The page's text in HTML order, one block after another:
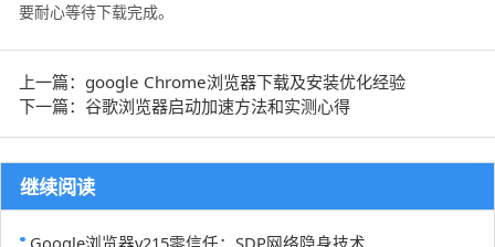
要耐心等待下载完成。
上一篇：google Chrome浏览器下载及安装优化经验
下一篇：谷歌浏览器启动加速方法和实测心得
继续阅读
Google浏览器v215零信任：SDP网络隐身技术